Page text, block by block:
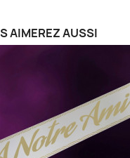
AIMEREZ AUSSI